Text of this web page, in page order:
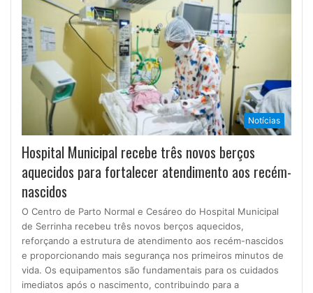
Notícias
Hospital Municipal recebe três novos berços
aquecidos para fortalecer atendimento aos recém-
nascidos
O Centro de Parto Normal e Cesáreo do Hospital Municipal
de Serrinha recebeu três novos berços aquecidos,
reforçando a estrutura de atendimento aos recém-nascidos
e proporcionando mais segurança nos primeiros minutos de
vida. Os equipamentos são fundamentais para os cuidados
imediatos após o nascimento, contribuindo para a